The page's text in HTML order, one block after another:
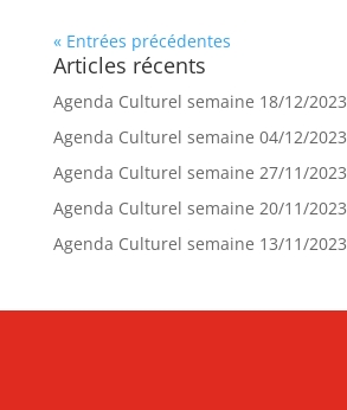
« Entrées précédentes
Articles récents
Agenda Culturel semaine 18/12/2023
Agenda Culturel semaine 04/12/2023
Agenda Culturel semaine 27/11/2023
Agenda Culturel semaine 20/11/2023
Agenda Culturel semaine 13/11/2023